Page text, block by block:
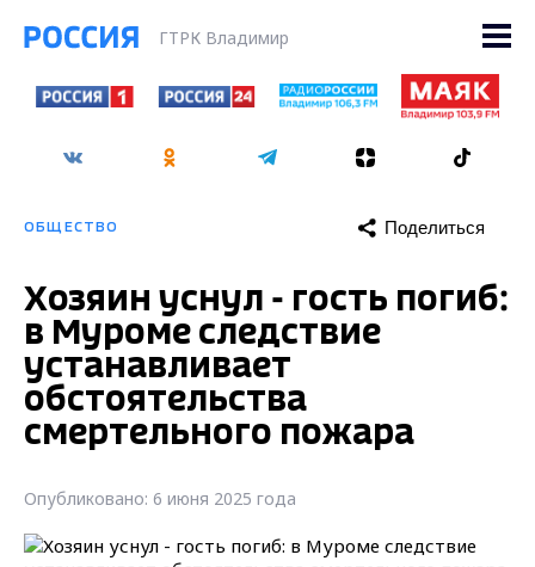
ГТРК Владимир
ОБЩЕСТВО Поделиться
Хозяин уснул - гость погиб:
в Муроме следствие
устанавливает
обстоятельства
смертельного пожара
Опубликовано: 6 июня 2025 года